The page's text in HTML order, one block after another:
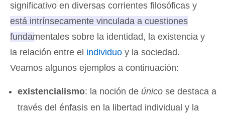
significativo en diversas corrientes filosóficas y
está intrínsecamente vinculada a cuestiones
fundamentales sobre la identidad, la existencia y
la relación entre el individuo y la sociedad.
Veamos algunos ejemplos a continuación:
existencialismo: la noción deúnico se destaca a
través del énfasis en la libertad individual y la